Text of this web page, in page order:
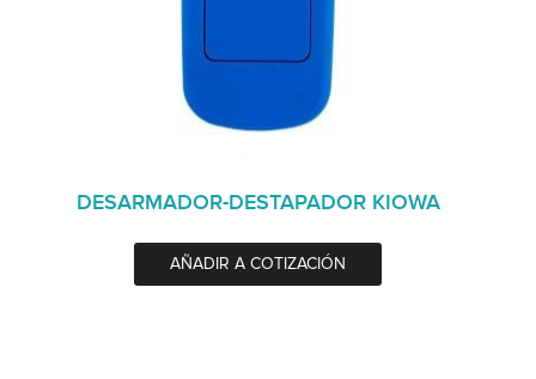
DESARMADOR-DESTAPADOR KIOWA
AÑADIR A COTIZACIÓN